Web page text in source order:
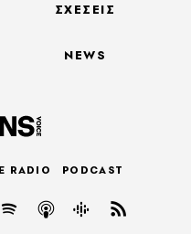
ΣΧΕΣΕΙΣ
NEWS
RADIO PODCAST